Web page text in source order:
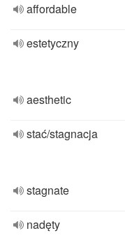
affordable
estetyczny
aesthetic
stać/stagnacja
stagnate
nadęty